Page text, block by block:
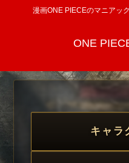
漫画ONE PIECEのマニアッ
ONE
キャラ